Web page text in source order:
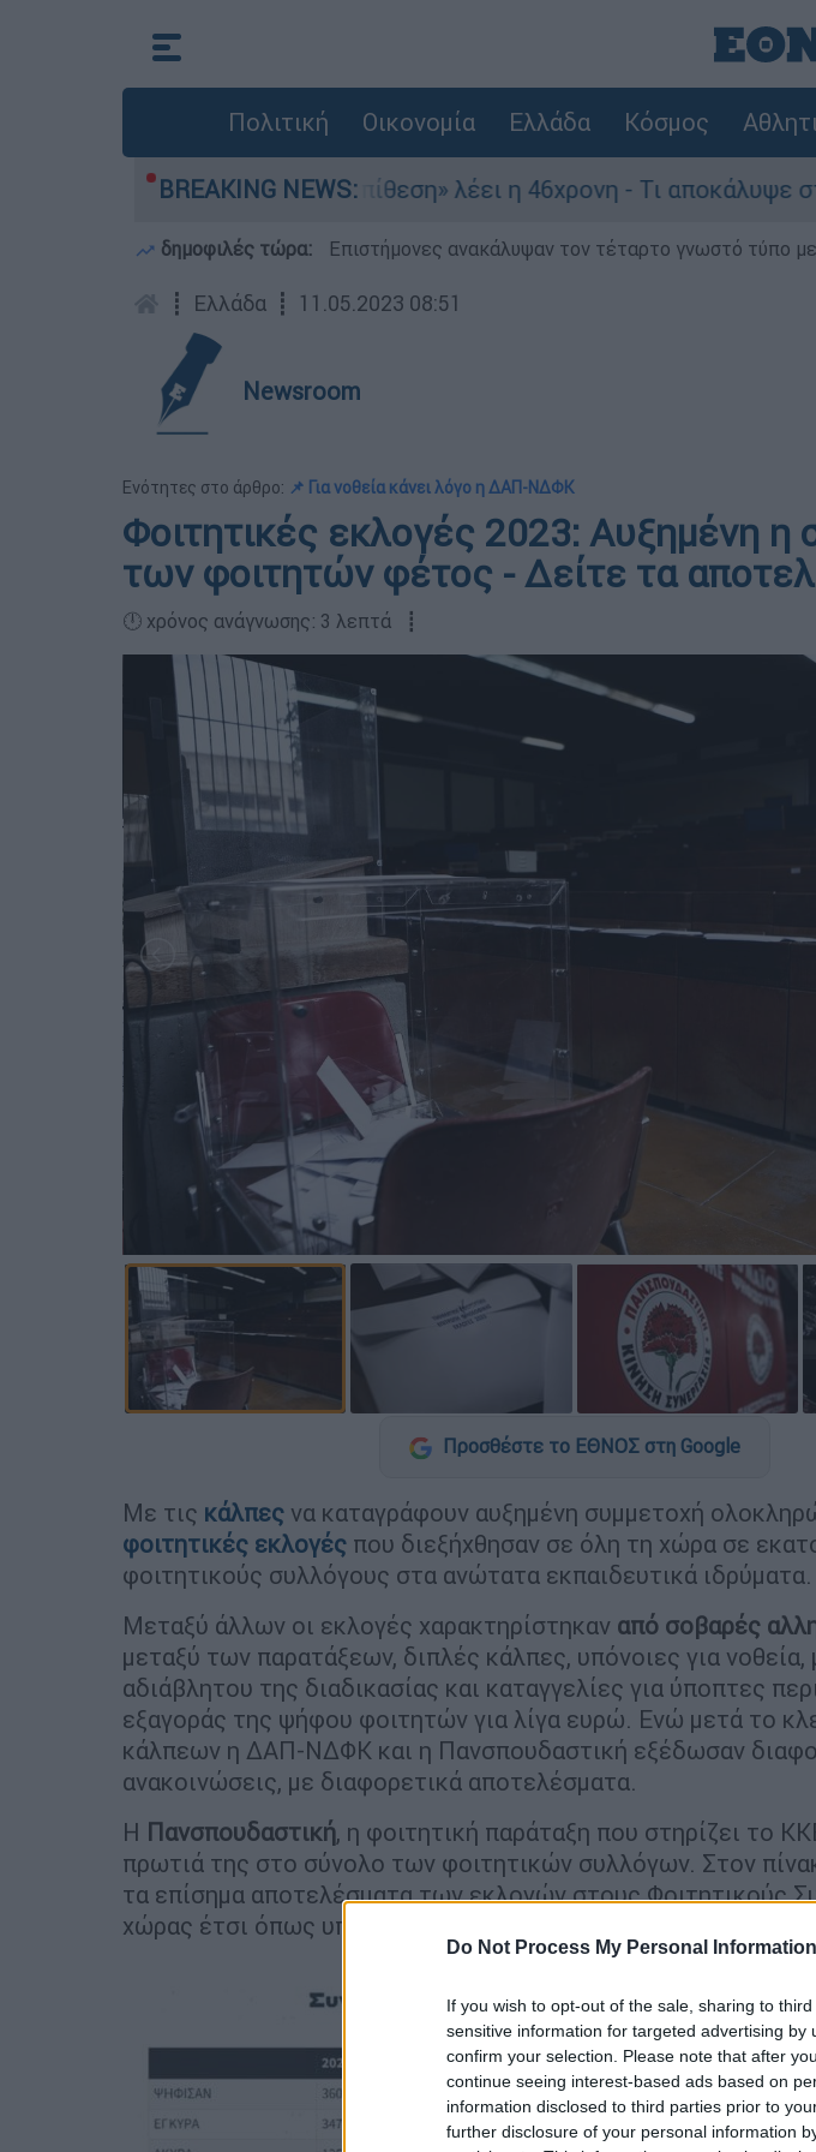
Do Not Process My Personal Information
If you wish to opt-out of the sale, sharing to
sensitive information for targeted advertising
confirm your selection. Please note that after
continue seeing interest-based ads based on
information disclosed to third parties prior to
further disclosure of your personal information
Πολιτική Οικονομία Ελλάδα Κόσμος
BREAKING NEWS:
σχέση με την επίθεση» λέει η 46χρονη - Τι αποκάλυψε στους
δημοφιλές τώρα: Επιστήμονες ανακάλυψαν τον τέταρτο γνωστό τύπο
┋ Ελλάδα ┋ 11.05.2023 08:51
Newsroom
Ενότητες στο άρθρο: 📌 Για νοθεία κάνει λόγο η ΔΑΠ-ΝΔΦΚ
Φοιτητικές εκλογές 2023: Αυξημένη η
των φοιτητών φέτος - Δείτε τα
🕛 χρόνος ανάγνωσης: 3 λεπτά ┋
Προσθέστε το ΕΘΝΟΣ στη Google
Με τις κάλπες να καταγράφουν αυξημένη συμμετοχή
φοιτητικές εκλογές που διεξήχθησαν σε όλη τη χώρα σε
φοιτητικούς συλλόγους στα ανώτατα εκπαιδευτικά ιδρύματα.
Μεταξύ άλλων οι εκλογές χαρακτηρίστηκαν από σοβαρές
μεταξύ των παρατάξεων, διπλές κάλπες, υπόνοιες για
αδιάβλητου της διαδικασίας και καταγγελίες για ύποπτες
εξαγοράς της ψήφου φοιτητών για λίγα ευρώ. Ενώ μετά το
κάλπεων η ΔΑΠ-ΝΔΦΚ και η Πανσπουδαστική εξέδωσαν
ανακοινώσεις, με διαφορετικά αποτελέσματα.
Η Πανσπουδαστική, η φοιτητική παράταξη που στηρίζει το
πρωτιά της στο σύνολο των φοιτητικών συλλόγων. Στον
τα επίσημα αποτελέσματα των εκλογών στους Φοιτητικούς
χώρας έτσι όπως υπογράφονται από τις εφορευτικές